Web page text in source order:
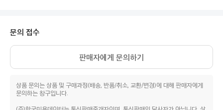
문의 접수
판매자에게 문의하기
상품 문의는 상품 및 구매과정(배송, 반품/취소, 교환/변경)에 대해 판매자에게
문의하는 창구입니다.